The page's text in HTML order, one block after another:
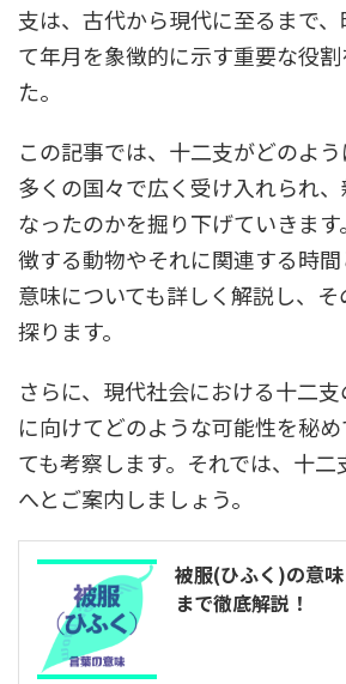
支は、古代から現代に至るまで
て年月を象徴的に示す重要な役
た。
この記事では、十二支がどのよ
多くの国々で広く受け入れられ
なったのかを掘り下げていきま
徴する動物やそれに関連する時
意味についても詳しく解説し、
探ります。
さらに、現代社会における十二
に向けてどのような可能性を秘
ても考察します。それでは、十
へとご案内しましょう。
被服(ひふく)の意
まで徹底解説！